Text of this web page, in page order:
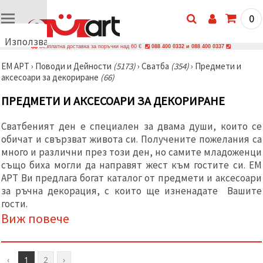
Използваме
🍪
Използваме
и подобни
технологии,
осигурим
правилната
работа на
сайта, да
подобрим
твоето
изживяване
и, с твое
съгласие,
анализираме
да
по-
0
Безплатна доставка за поръчки над 60 € 088 400 0332 и 088 400 0337
ЕМ АРТ › Поводи и Дейности (5173)› Сватба (354)› Предмети и
аксесоари за декориране (66)
ПРЕДМЕТИ И АКСЕСОАРИ ЗА ДЕКОРИРАНЕ
Сватбеният ден е специален за двама души, които се
обичат и свързват живота си. Получените пожелания са
много и различни през този ден, но самите младоженци
също биха могли да направят жест към гостите си. ЕМ
АРТ Ви предлага богат каталог от предмети и аксесоари
за ръчна декорация, с които ще изненадате Вашите
гости.
Виж повече
‹ 1 2 ›